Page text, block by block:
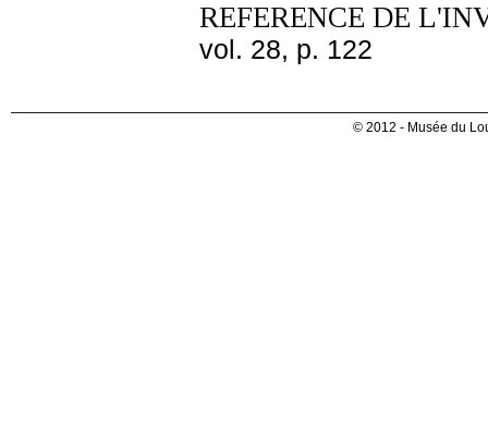
REFERENCE DE
vol. 28, p. 122
© 2012 - Musée du